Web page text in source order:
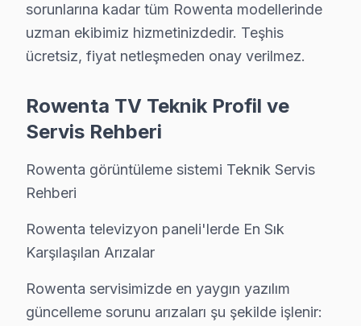
Elmalı'da Rowenta TV Servisi
Elmalı Mahallesi'nde Rowenta televizyonunuz
Fatih Mahallesi'nde Rowenta ekran tamiri için
Göksu Mahallesi’nde Rowenta televizyon onarım
Göllü Mahallesi'nde Rowenta panel onarımı
Görele'de Rowenta TV Servisi
Görele Mahallesi’nde Rowenta ekran tamiri talep
sorunlarına kadar tüm Rowenta modellerinde
uzman ekibimiz hizmetinizdedir. Teşhis
ücretsiz, fiyat netleşmeden onay verilmez.
Rowenta TV Teknik Profil ve
Servis Rehberi
Rowenta görüntüleme sistemi Teknik Servis
Rehberi
Rowenta televizyon paneli'lerde En Sık
Karşılaşılan Arızalar
Rowenta servisimizde en yaygın yazılım
güncelleme sorunu arızaları şu şekilde işlenir: